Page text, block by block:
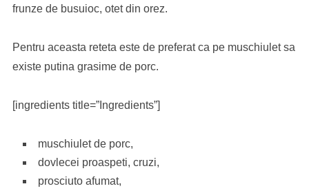
frunze de busuioc, otet din orez.
Pentru aceasta reteta este de preferat ca pe muschiulet sa
existe putina grasime de porc.
[ingredients title=”Ingredients”]
muschiulet de porc,
dovlecei proaspeti, cruzi,
prosciuto afumat,